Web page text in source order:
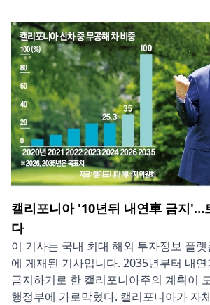
캘리포니아 '10년뒤 내연車 금지'…
다
이 기사는 국내 최대 해외 투자정보 플
에 게재된 기사입니다. 2035년부터 내
금지하기로 한 캘리포니아주의 계획이
행정부에 가로막혔다. 캘리포니아가 자